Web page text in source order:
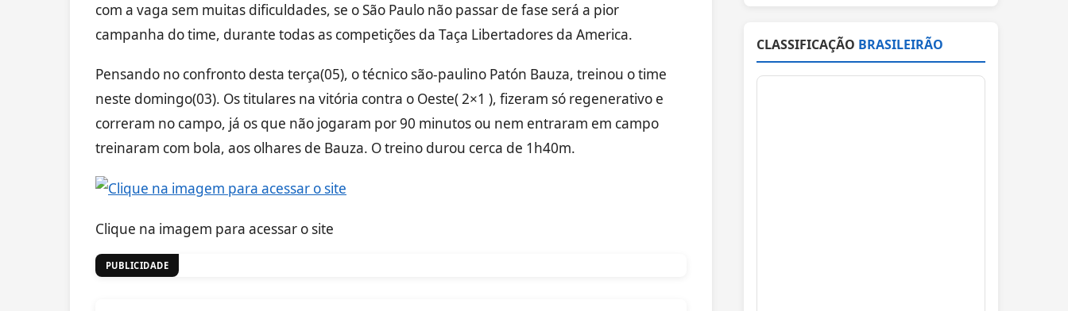
com a vaga sem muitas dificuldades, se o São Paulo não passar de fase será a pior
campanha do time, durante todas as competições da Taça Libertadores da America.
Pensando no confronto desta terça(05), o técnico são-paulino Patón Bauza, treinou o time
neste domingo(03). Os titulares na vitória contra o Oeste( 2×1 ), fizeram só regenerativo e
correram no campo, já os que não jogaram por 90 minutos ou nem entraram em campo
treinaram com bola, aos olhares de Bauza. O treino durou cerca de 1h40m.
Clique na imagem para acessar o site
PUBLICIDADE
CLASSIFICAÇÃO BRASILEIRÃO